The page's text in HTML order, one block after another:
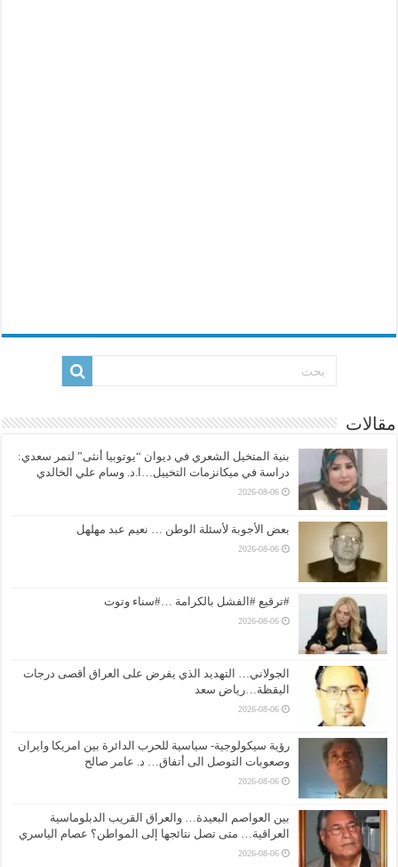
مقالات
بنية المتخيل الشعري في ديوان “يوتوبيا أنثى” لنمر سعدي:
دراسة في ميكانزمات التخييل…ا.د. وسام علي الخالدي
2026-08-06
بعض الأجوبة لأسئلة الوطن … نعيم عبد مهلهل
2026-08-06
#ترقيع #الفشل بالكرامة …#سناء وتوت
2026-08-06
الجولاني… التهديد الذي يفرض على العراق أقصى درجات
اليقظة…رياض سعد
2026-08-06
رؤية سيكولوجية- سياسية للحرب الدائرة بين امريكا وايران
وصعوبات التوصل الى أتفاق… د. عامر صالح
2026-08-06
بين العواصم البعيدة… والعراق القريب الدبلوماسية
العراقية… متى تصل نتائجها إلى المواطن؟ عصام الياسري
2026-08-06